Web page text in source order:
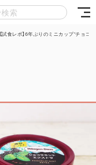
【試食レポ】6年ぶりのミニカップ“チョ